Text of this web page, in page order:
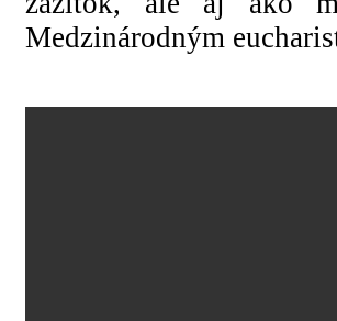
Medzinárodným